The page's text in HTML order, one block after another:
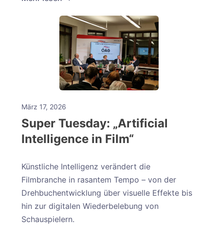
März 17, 2026
Super Tuesday: „Artificial
Intelligence in Film“
Künstliche Intelligenz verändert die
Filmbranche in rasantem Tempo – von der
Drehbuchentwicklung über visuelle Effekte bis
hin zur digitalen Wiederbelebung von
Schauspielern.